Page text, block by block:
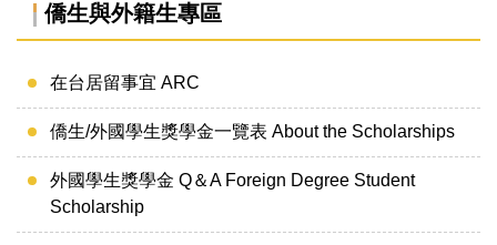
僑生與外籍生專區
在台居留事宜 ARC
僑生/外國學生獎學金一覽表 About the Scholarships
外國學生獎學金 Q＆A Foreign Degree Student
Scholarship